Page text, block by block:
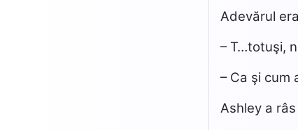
Adevărul
– T…totuşi,
– Ca şi cum
Ashley a